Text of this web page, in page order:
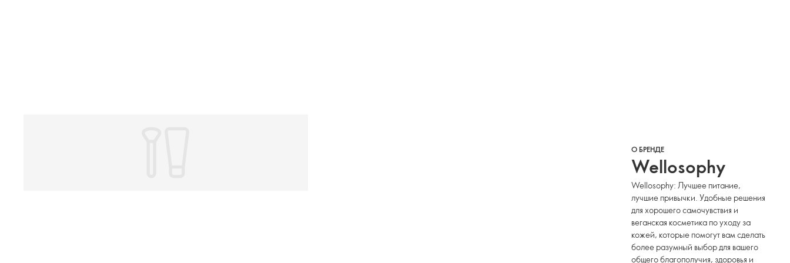
О БРЕНДЕ
Wellosophy
Wellosophy: Лучшее питание,
лучшие привычки. Удобные решения
для хорошего самочувствия и
веганская косметика по уходу за
кожей, которые помогут вам сделать
более разумный выбор для вашего
общего благополучия, здоровья и